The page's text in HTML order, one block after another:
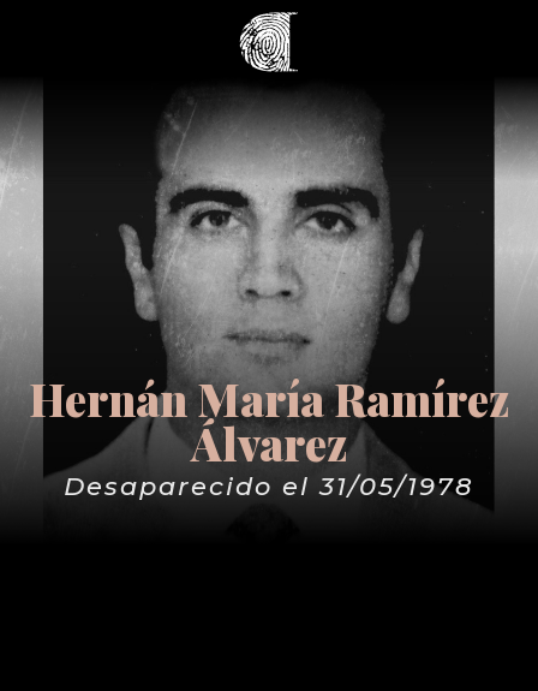
Hernán María Ramírez
Álvarez
Desaparecido el 31/05/1978